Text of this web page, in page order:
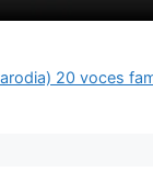
20 voces